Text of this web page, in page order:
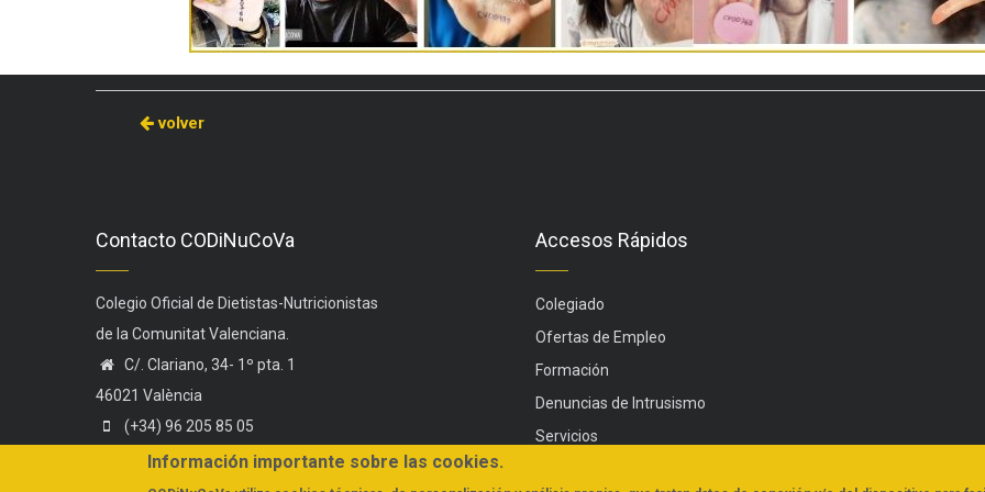
volver
Contacto CODiNuCoVa
Colegio Oficial de Dietistas-Nutricionistas
de la Comunitat Valenciana.
C/. Clariano, 34- 1º pta. 1
46021 València
(+34) 96 205 85 05
(+34) 606 44 75 58
administracion@codinucova.es
Accesos Rápidos
Colegiado
Ofertas de Empleo
Formación
Denuncias de Intrusismo
Servicios
Información importante sobre las cookies.